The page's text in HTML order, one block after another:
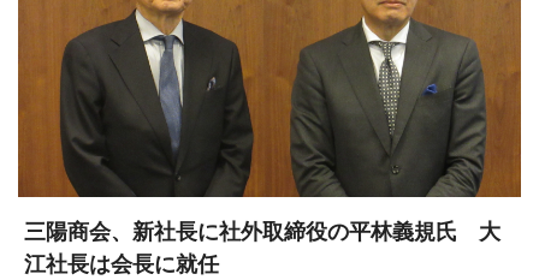
三陽商会、新社長に社外取締役の平林義規氏 大
江社長は会長に就任